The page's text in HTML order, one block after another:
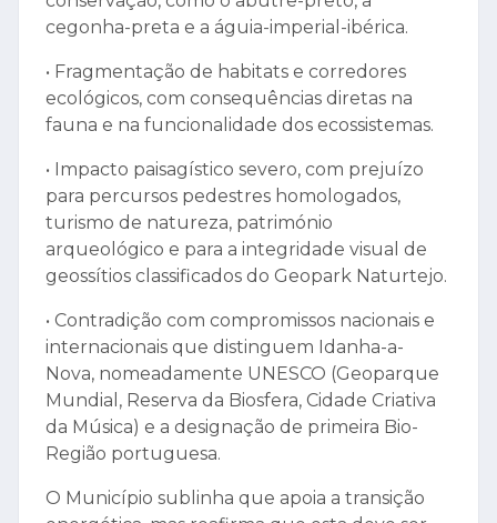
cegonha-preta e a águia-imperial-ibérica.
• Fragmentação de habitats e corredores
ecológicos, com consequências diretas na
fauna e na funcionalidade dos ecossistemas.
• Impacto paisagístico severo, com prejuízo
para percursos pedestres homologados,
turismo de natureza, património
arqueológico e para a integridade visual de
geossítios classificados do Geopark Naturtejo.
• Contradição com compromissos nacionais e
internacionais que distinguem Idanha-a-
Nova, nomeadamente UNESCO (Geoparque
Mundial, Reserva da Biosfera, Cidade Criativa
da Música) e a designação de primeira Bio-
Região portuguesa.
O Município sublinha que apoia a transição